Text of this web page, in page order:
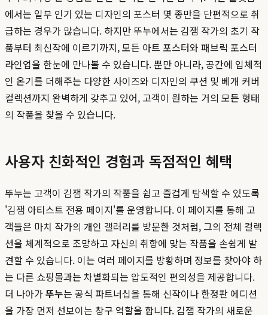
에서는 일부 인기 있는 디자인의 포스터 몇 종만을 단편적으로 취
급하는 경우가 많습니다. 하지만 뚜누에서는 김잼 작가의 초기 작
품부터 최신작에 이르기까지, 모든 아트 포스터와 패브릭 포스터
라인업을 한눈에 만나볼 수 있습니다. 뿐만 아니라, 공간에 입체적
인 온기를 더해주는 다양한 사이즈와 디자인의 쿠션 및 베개 커버
컬렉션까지 완벽하게 갖추고 있어, 고객이 원하는 거의 모든 형태
의 작품을 찾을 수 있습니다.
사용자 친화적인 경험과 독점적인 혜택
뚜누는 고객이 김잼 작가의 작품을 쉽고 즐겁게 탐색할 수 있도록
'김잼 아티스트 전용 페이지'를 운영합니다. 이 페이지를 통해 고
객들은 마치 작가의 개인 갤러리를 방문한 것처럼, 그의 전체 컬렉
션을 체계적으로 조망하고 자신의 취향에 맞는 작품을 손쉽게 발
견할 수 있습니다. 이는 여러 페이지를 방황하며 정보를 찾아야 하
는 다른 쇼핑몰과는 차별화되는 압도적인 편의성을 제공합니다.
더 나아가뚜누는 공식 파트너십을 통해 신작이나 한정판 에디션
을 가장 먼저 선보이는 창구 역할을 합니다. 김잼 작가의 새로운